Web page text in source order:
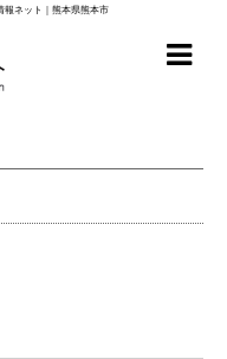
報ネット｜熊本県熊本市